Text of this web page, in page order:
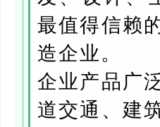
最值得信赖
造企业。
企业产品广
道交通、建